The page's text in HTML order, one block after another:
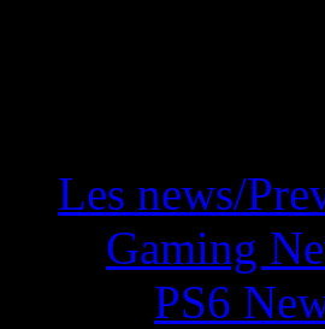
Les news/
Gaming
PS6